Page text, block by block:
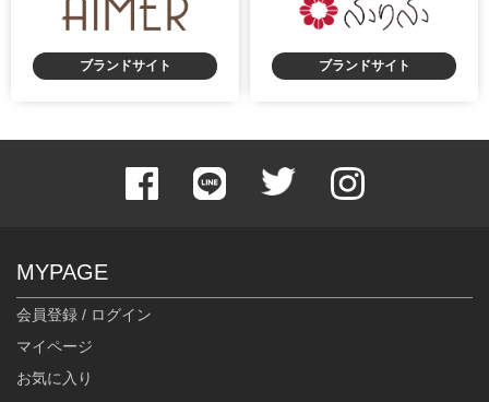
ブランドサイト ブランドサイト
MYPAGE
会員登録 / ログイン
マイページ
お気に入り